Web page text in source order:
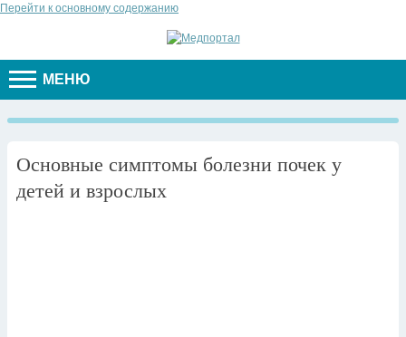
Перейти к основному содержанию
МЕНЮ
Основные симптомы болезни почек у
детей и взрослых